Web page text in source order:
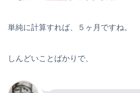
単純に計算すれば、５ヶ月ですね。
しんどいことばかりで、